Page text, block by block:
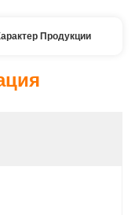
Продукции